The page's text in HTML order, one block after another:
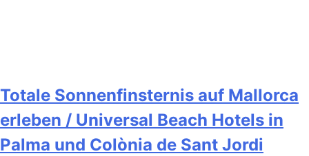
Totale Sonnenfinsternis auf Mallorca
erleben / Universal Beach Hotels in
Palma und Colònia de Sant Jordi